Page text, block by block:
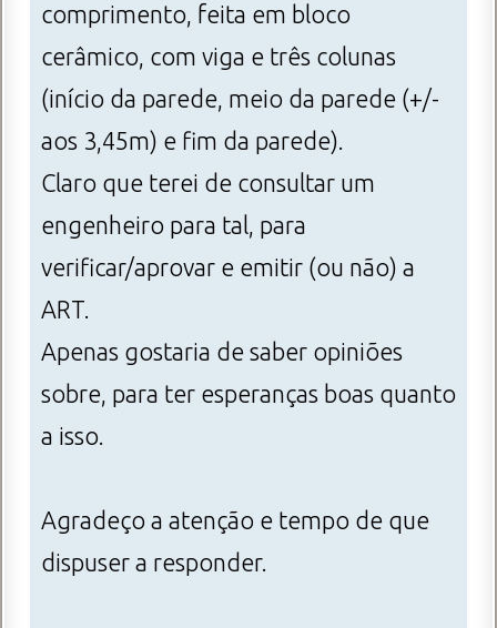
comprimento, feita em bloco
cerâmico, com viga e três colunas
(início da parede, meio da parede (+/-
aos 3,45m) e fim da parede).
Claro que terei de consultar um
engenheiro para tal, para
verificar/aprovar e emitir (ou não) a
ART.
Apenas gostaria de saber opiniões
sobre, para ter esperanças boas quanto
a isso.
Agradeço a atenção e tempo de que
dispuser a responder.